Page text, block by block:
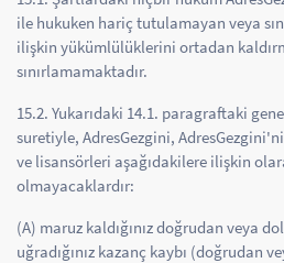
ile hukuken hariç tutulamayan veya
ilişkin yükümlülüklerini ortadan
sınırlamamaktadır.
15.2. Yukarıdaki 14.1. paragraftaki
suretiyle, AdresGezgini,
ve lisansörleri aşağıdakilere ilişkin
olmayacaklardır:
(A) maruz kaldığınız doğrudan veya
uğradığınız kazanç kaybı (doğrudan